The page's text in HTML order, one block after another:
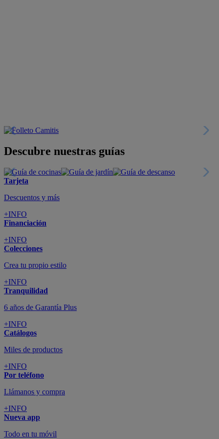
Descubre nuestras guías
Tarjeta
Descuentos y más
+INFO
Financiación
+INFO
Colecciones
Crea tu propio estilo
+INFO
Tranquilidad
6 años de Garantía Plus
+INFO
Catálogos
Miles de productos
+INFO
Por teléfono
Llámanos y compra
+INFO
Nueva app
Todo en tu móvil